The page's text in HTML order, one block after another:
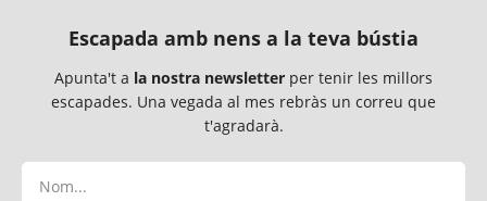
Escapada amb nens a la teva bústia
Apunta't a la nostra newsletter per tenir les millors
escapades. Una vegada al mes rebràs un correu que
t'agradarà.